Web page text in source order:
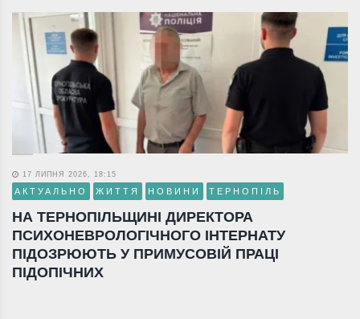
17 ЛИПНЯ 2026, 18:15
АКТУАЛЬНО ЖИТТЯ НОВИНИ ТЕРНОПІЛЬ
НА ТЕРНОПІЛЬЩИНІ ДИРЕКТОРА
ПСИХОНЕВРОЛОГІЧНОГО ІНТЕРНАТУ
ПІДОЗРЮЮТЬ У ПРИМУСОВІЙ ПРАЦІ
ПІДОПІЧНИХ